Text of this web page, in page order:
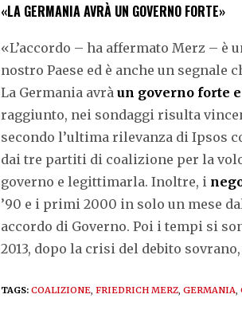
«LA GERMANIA AVRÀ UN GOVERNO FORTE»
«L’accordo – ha affermato Merz –
nostro Paese ed è anche un
La Germania avrà un governo forte e
raggiunto, nei sondaggi risulta
secondo l’ultima rilevanza di Ipsos
dai tre partiti di coalizione per la
governo e legittimarla. Inoltre, i
’90 e i primi 2000 in solo un mese
accordo di Governo. Poi i tempi si
2013, dopo la crisi del debito sovrano,
TAGS: COALIZIONE FRIEDRICH MERZ GERMANIA